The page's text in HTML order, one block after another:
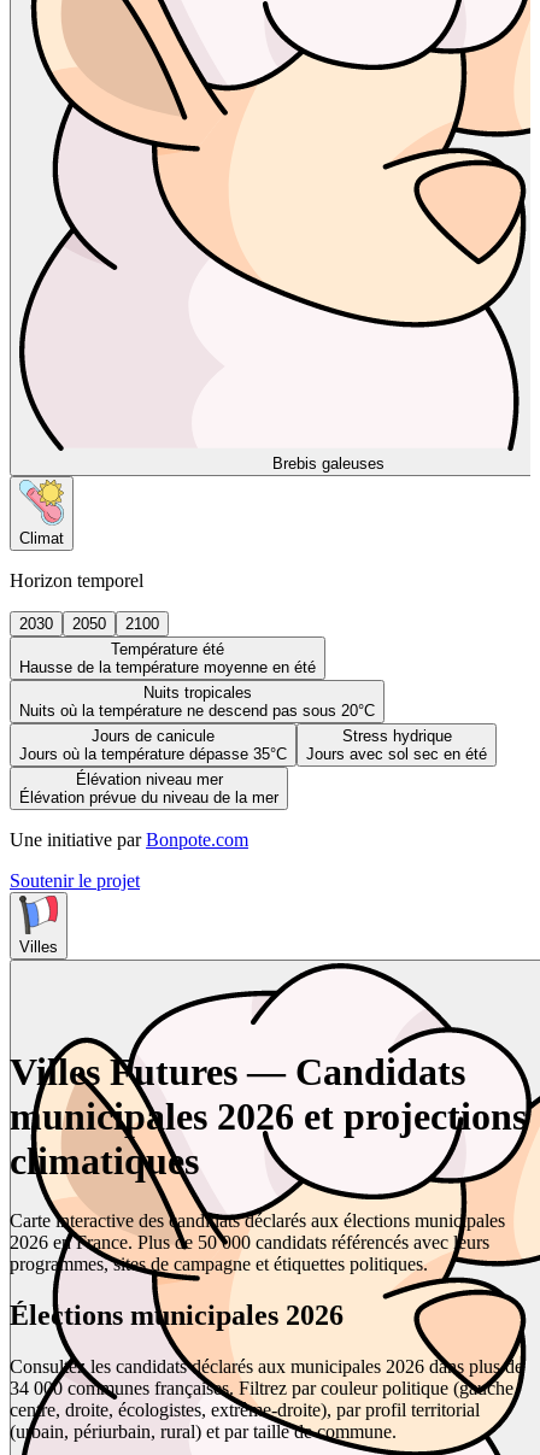
Brebis galeuses
Climat
Horizon temporel
2030 2050
2100
Température été
Hausse de la température moyenne en été
Nuits tropicales
Nuits où la température ne descend pas sous 20°C
Jours de canicule
Jours où la température dépasse 35°C
Stress hydrique
Jours avec sol sec en été
Élévation niveau mer
Élévation prévue du niveau de la mer
Une initiative par Bonpote.com
Soutenir le projet
Villes
Villes Futures — Candidats
municipales 2026 et projections
climatiques
Carte interactive des candidats déclarés aux élections municipales
2026 en France. Plus de 50 000 candidats référencés avec leurs
programmes, sites de campagne et étiquettes politiques.
Élections municipales 2026
Consultez les candidats déclarés aux municipales 2026 dans plus de
34 000 communes françaises. Filtrez par couleur politique (gauche,
centre, droite, écologistes, extrême-droite), par profil territorial
(urbain, périurbain, rural) et par taille de commune.